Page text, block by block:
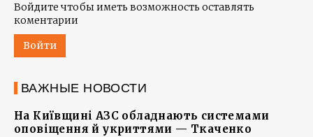
Войдите чтобы иметь возможность оставлять
коментарии
Войти
ВАЖНЫЕ НОВОСТИ
На Київщині АЗС обладнають системами
оповіщення й укриттями — Ткаченко